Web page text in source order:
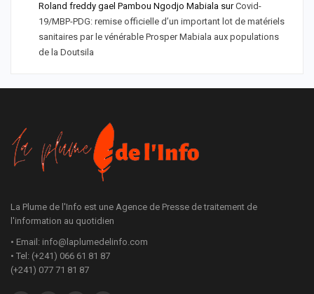
Roland freddy gael Pambou Ngodjo Mabiala surCovid-
19/MBP-PDG: remise officielle d’un important lot de matériels
sanitaires par le vénérable Prosper Mabiala aux populations
de la Doutsila
La Plume de l'Info est une Agence de Presse de traitement de
l'information au quotidien
• Email: info@laplumedelinfo.com
• Tel: (+241) 066 61 81 87
(+241) 077 71 81 87